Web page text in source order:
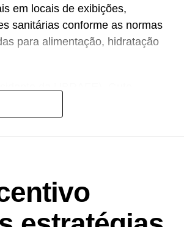
em locais de exibições,
sanitárias conforme as normas
para alimentação, hidratação
(P.O, diretor executivo
“O setor de feiras e eventos
negócios e ideias. Agora
essa indústria para
fase de cooperação e
pela valorização
Ventura, presidente da